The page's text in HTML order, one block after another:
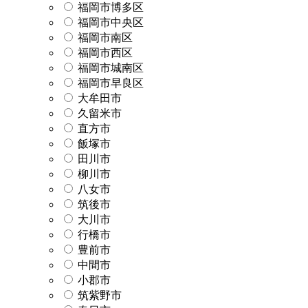
福岡市博多区
福岡市中央区
福岡市南区
福岡市西区
福岡市城南区
福岡市早良区
大牟田市
久留米市
直方市
飯塚市
田川市
柳川市
八女市
筑後市
大川市
行橋市
豊前市
中間市
小郡市
筑紫野市